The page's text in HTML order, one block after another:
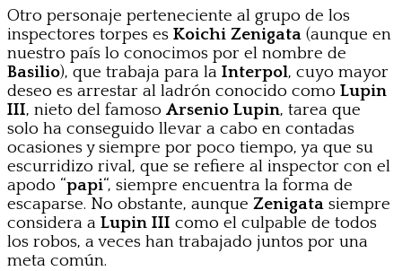
Otro personaje perteneciente al grupo de los
inspectores torpes es Koichi Zenigata (aunque en
nuestro país lo conocimos por el nombre de
Basilio), que trabaja para la Interpol, cuyo mayor
deseo es arrestar al ladrón conocido como Lupin
III, nieto del famoso Arsenio Lupin, tarea que
solo ha conseguido llevar a cabo en contadas
ocasiones y siempre por poco tiempo, ya que su
escurridizo rival, que se refiere al inspector con el
apodo “papi“, siempre encuentra la forma de
escaparse. No obstante, aunque Zenigata siempre
considera a Lupin III como el culpable de todos
los robos, a veces han trabajado juntos por una
meta común.